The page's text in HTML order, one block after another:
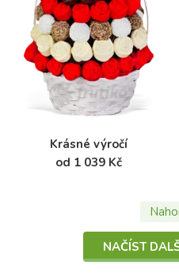
Krásné výročí
od 1 039 Kč
NAČÍST